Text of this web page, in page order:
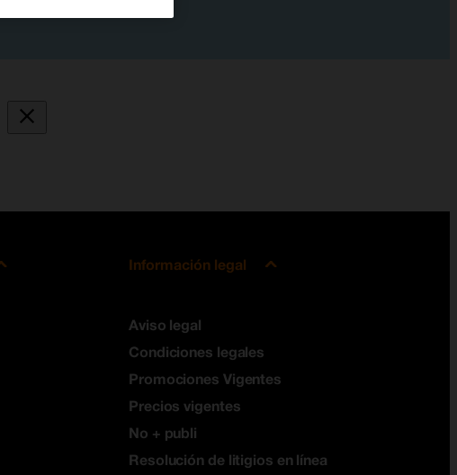
Información legal
Aviso legal
Condiciones legales
Promociones Vigentes
Precios vigentes
No + publi
Resolución de litigios en línea